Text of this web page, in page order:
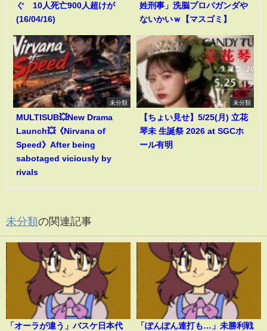
ぐ 10人死亡900人超けが
(16/04/16)
姓刑事」洗脳プロパガンダや
ないかいｗ【マスゴミ】
未分類
MULTISUB💥New Drama
Launch💥《Nirvana of
Speed》After being
sabotaged viciously by
rivals
未分類
【ちょい見せ】5/25(月) 立花
琴未 生誕祭 2026 at SGCホ
ール有明
未分類の関連記事
「オーラが違う」バスケ日本代
「ぽんぽん連打も…」未勝利戦